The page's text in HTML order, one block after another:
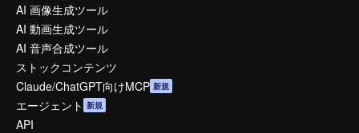
AI 画像生成ツール
AI 動画生成ツール
AI 音声合成ツール
ストックコンテンツ
Claude/ChatGPT向けMCP 新規
エージェント 新規
API